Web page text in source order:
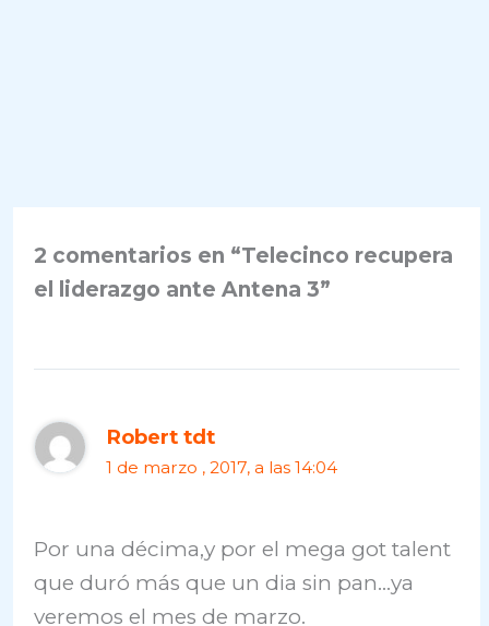
2 comentarios en “Telecinco recupera
el liderazgo ante Antena 3”
Robert tdt
1 de marzo , 2017, a las 14:04
Por una décima,y por el mega got talent
que duró más que un dia sin pan…ya
veremos el mes de marzo.